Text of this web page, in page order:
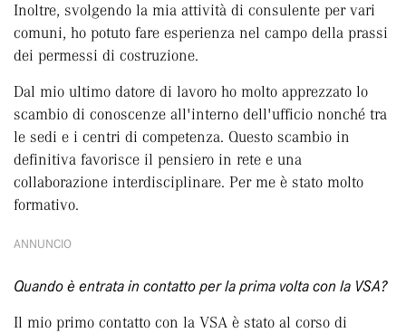
Inoltre, svolgendo la mia attività di consulente per vari
comuni, ho potuto fare esperienza nel campo della prassi
dei permessi di costruzione.
Dal mio ultimo datore di lavoro ho molto apprezzato lo
scambio di conoscenze all'interno dell'ufficio nonché tra
le sedi e i centri di competenza. Questo scambio in
definitiva favorisce il pensiero in rete e una
collaborazione interdisciplinare. Per me è stato molto
formativo.
ANNUNCIO
Quando è entrata in contatto per la prima volta con la VSA?
Il mio primo contatto con la VSA è stato al corso di